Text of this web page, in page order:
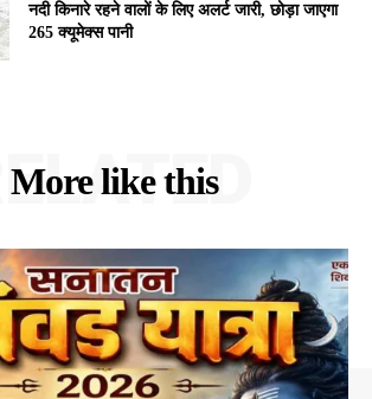
नदी किनारे रहने वालों के लिए अलर्ट जारी, छोड़ा जाएगा
265 क्यूमेक्स पानी
More like this
RELATED